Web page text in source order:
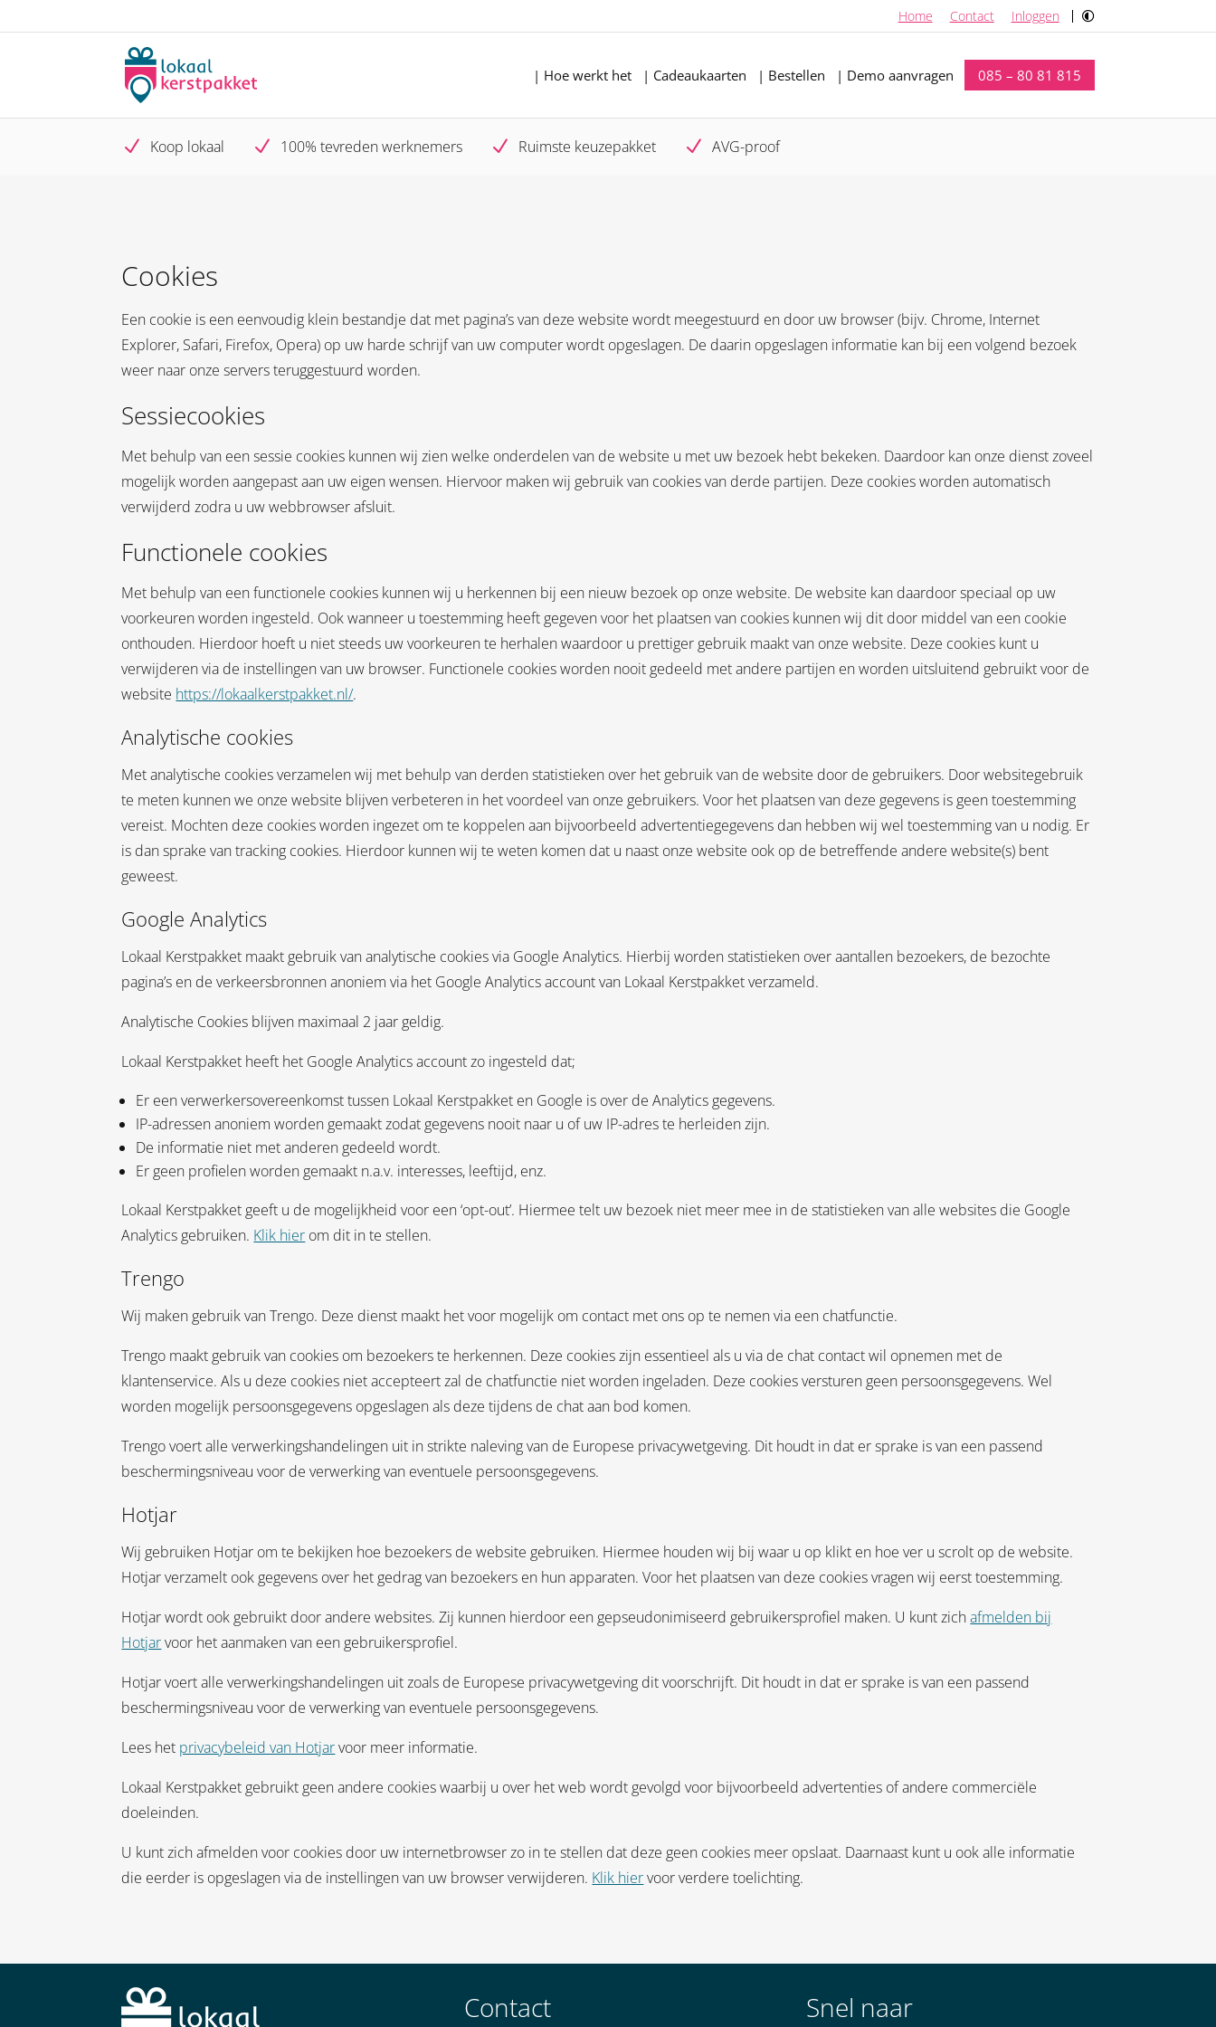
Home Contact Inloggen Verhoog
contrast
| Hoe werkt het | Cadeaukaarten | Bestellen | Demo aanvragen 085 – 80 81 815
N Koop lokaal N 100% tevreden werknemers N Ruimste keuzepakket N AVG-proof
Cookies
Een cookie is een eenvoudig klein bestandje dat met pagina’s van deze website wordt meegestuurd en door uw browser (bijv. Chrome, Internet
Explorer, Safari, Firefox, Opera) op uw harde schrijf van uw computer wordt opgeslagen. De daarin opgeslagen informatie kan bij een volgend bezoek
weer naar onze servers teruggestuurd worden.
Sessiecookies
Met behulp van een sessie cookies kunnen wij zien welke onderdelen van de website u met uw bezoek hebt bekeken. Daardoor kan onze dienst zoveel
mogelijk worden aangepast aan uw eigen wensen. Hiervoor maken wij gebruik van cookies van derde partijen. Deze cookies worden automatisch
verwijderd zodra u uw webbrowser afsluit.
Functionele cookies
Met behulp van een functionele cookies kunnen wij u herkennen bij een nieuw bezoek op onze website. De website kan daardoor speciaal op uw
voorkeuren worden ingesteld. Ook wanneer u toestemming heeft gegeven voor het plaatsen van cookies kunnen wij dit door middel van een cookie
onthouden. Hierdoor hoeft u niet steeds uw voorkeuren te herhalen waardoor u prettiger gebruik maakt van onze website. Deze cookies kunt u
verwijderen via de instellingen van uw browser. Functionele cookies worden nooit gedeeld met andere partijen en worden uitsluitend gebruikt voor de
website https://lokaalkerstpakket.nl/.
Analytische cookies
Met analytische cookies verzamelen wij met behulp van derden statistieken over het gebruik van de website door de gebruikers. Door websitegebruik
te meten kunnen we onze website blijven verbeteren in het voordeel van onze gebruikers. Voor het plaatsen van deze gegevens is geen toestemming
vereist. Mochten deze cookies worden ingezet om te koppelen aan bijvoorbeeld advertentiegegevens dan hebben wij wel toestemming van u nodig. Er
is dan sprake van tracking cookies. Hierdoor kunnen wij te weten komen dat u naast onze website ook op de betreffende andere website(s) bent
geweest.
Google Analytics
Lokaal Kerstpakket maakt gebruik van analytische cookies via Google Analytics. Hierbij worden statistieken over aantallen bezoekers, de bezochte
pagina’s en de verkeersbronnen anoniem via het Google Analytics account van Lokaal Kerstpakket verzameld.
Analytische Cookies blijven maximaal 2 jaar geldig.
Lokaal Kerstpakket heeft het Google Analytics account zo ingesteld dat;
Er een verwerkersovereenkomst tussen Lokaal Kerstpakket en Google is over de Analytics gegevens.
IP-adressen anoniem worden gemaakt zodat gegevens nooit naar u of uw IP-adres te herleiden zijn.
De informatie niet met anderen gedeeld wordt.
Er geen profielen worden gemaakt n.a.v. interesses, leeftijd, enz.
Lokaal Kerstpakket geeft u de mogelijkheid voor een ‘opt-out’. Hiermee telt uw bezoek niet meer mee in de statistieken van alle websites die Google
Analytics gebruiken. Klik hier om dit in te stellen.
Trengo
Wij maken gebruik van Trengo. Deze dienst maakt het voor mogelijk om contact met ons op te nemen via een chatfunctie.
Trengo maakt gebruik van cookies om bezoekers te herkennen. Deze cookies zijn essentieel als u via de chat contact wil opnemen met de
klantenservice. Als u deze cookies niet accepteert zal de chatfunctie niet worden ingeladen. Deze cookies versturen geen persoonsgegevens. Wel
worden mogelijk persoonsgegevens opgeslagen als deze tijdens de chat aan bod komen.
Trengo voert alle verwerkingshandelingen uit in strikte naleving van de Europese privacywetgeving. Dit houdt in dat er sprake is van een passend
beschermingsniveau voor de verwerking van eventuele persoonsgegevens.
Hotjar
Wij gebruiken Hotjar om te bekijken hoe bezoekers de website gebruiken. Hiermee houden wij bij waar u op klikt en hoe ver u scrolt op de website.
Hotjar verzamelt ook gegevens over het gedrag van bezoekers en hun apparaten. Voor het plaatsen van deze cookies vragen wij eerst toestemming.
Hotjar wordt ook gebruikt door andere websites. Zij kunnen hierdoor een gepseudonimiseerd gebruikersprofiel maken. U kunt zichafmelden bij
Hotjarvoor het aanmaken van een gebruikersprofiel.
Hotjar voert alle verwerkingshandelingen uit zoals de Europese privacywetgeving dit voorschrijft. Dit houdt in dat er sprake is van een passend
beschermingsniveau voor de verwerking van eventuele persoonsgegevens.
Lees het privacybeleid van Hotjarvoor meer informatie.
Lokaal Kerstpakket gebruikt geen andere cookies waarbij u over het web wordt gevolgd voor bijvoorbeeld advertenties of andere commerciële
doeleinden.
U kunt zich afmelden voor cookies door uw internetbrowser zo in te stellen dat deze geen cookies meer opslaat. Daarnaast kunt u ook alle informatie
die eerder is opgeslagen via de instellingen van uw browser verwijderen. Klik hiervoor verdere toelichting.
Contact Snel naar